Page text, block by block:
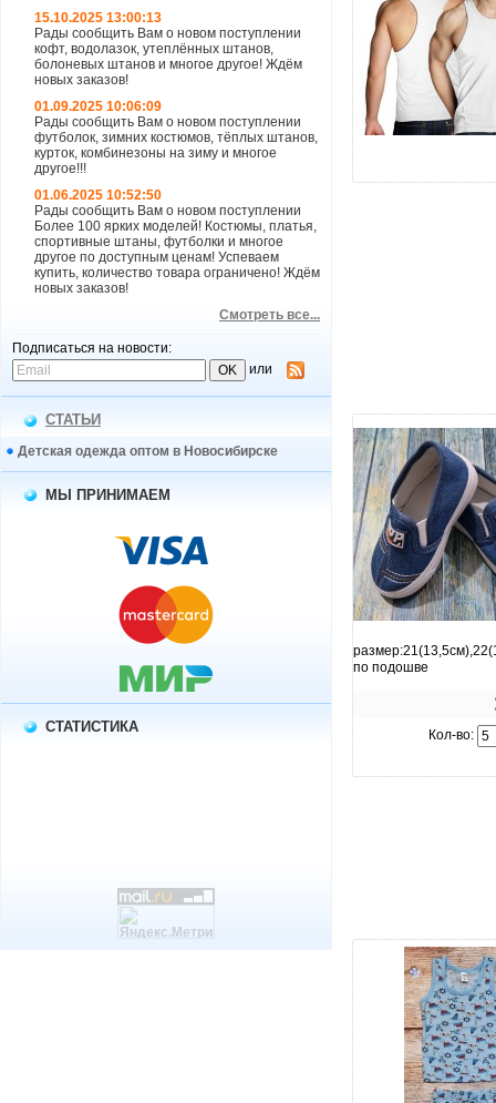
15.10.2025 13:00:13
Рады сообщить Вам о новом поступлении
кофт, водолазок, утеплённых штанов,
болоневых штанов и многое другое! Ждём
новых заказов!
01.09.2025 10:06:09
Рады сообщить Вам о новом поступлении
футболок, зимних костюмов, тёплых штанов,
курток, комбинезоны на зиму и многое
другое!!!
01.06.2025 10:52:50
Рады сообщить Вам о новом поступлении
Более 100 ярких моделей! Костюмы, платья,
спортивные штаны, футболки и многое
другое по доступным ценам! Успеваем
купить, количество товара ограничено! Ждём
новых заказов!
Смотреть все...
Подписаться на новости:
или
СТАТЬИ
Детская одежда оптом в Новосибирске
МЫ ПРИНИМАЕМ
СТАТИСТИКА
по подошве
Кол-во: